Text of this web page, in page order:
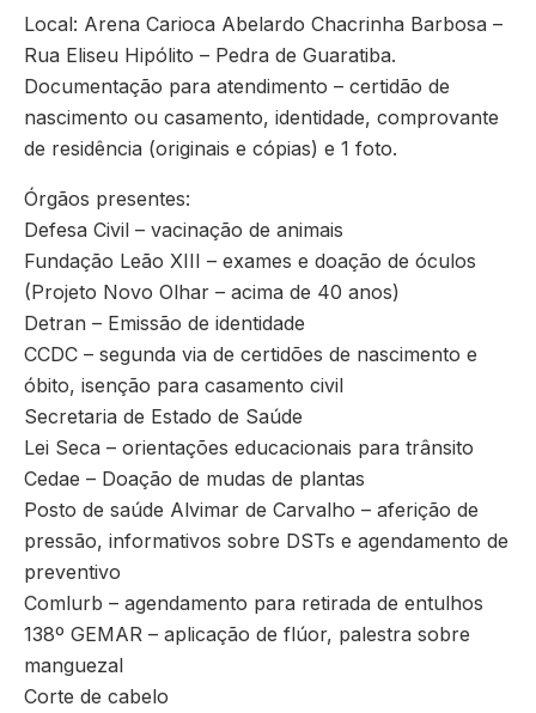
Local: Arena Carioca Abelardo Chacrinha Barbosa –
Rua Eliseu Hipólito – Pedra de Guaratiba.
Documentação para atendimento – certidão de
nascimento ou casamento, identidade, comprovante
de residência (originais e cópias) e 1 foto.
Órgãos presentes:
Defesa Civil – vacinação de animais
Fundação Leão XIII – exames e doação de óculos
(Projeto Novo Olhar – acima de 40 anos)
Detran – Emissão de identidade
CCDC – segunda via de certidões de nascimento e
óbito, isenção para casamento civil
Secretaria de Estado de Saúde
Lei Seca – orientações educacionais para trânsito
Cedae – Doação de mudas de plantas
Posto de saúde Alvimar de Carvalho – aferição de
pressão, informativos sobre DSTs e agendamento de
preventivo
Comlurb – agendamento para retirada de entulhos
138º GEMAR – aplicação de flúor, palestra sobre
manguezal
Corte de cabelo